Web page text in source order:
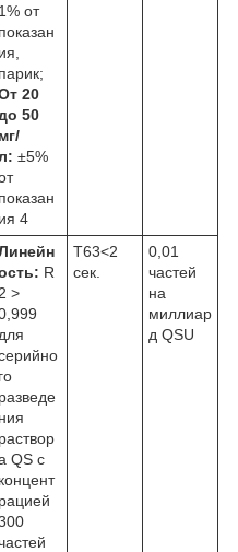
1% от
показан
ия,
парик;
20
50
мг/
±5%
показан
ия 4
R
2 >
для
го
разведе
ния
раствор
QS с
концент
рацией
Т63<2
сек.
0,01
частей
на
миллиар
д QSU